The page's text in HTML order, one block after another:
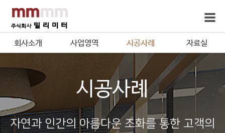
회사소개 사업영역 시공사례 자료실
시공사례
자연과 인간의 아름다운 조화를 통한 고객의